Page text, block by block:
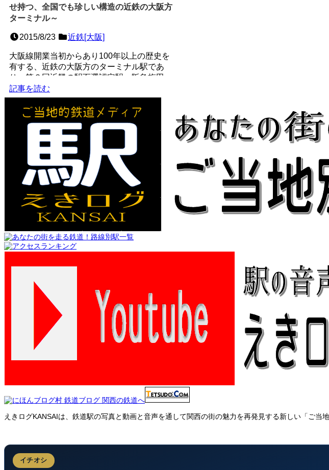
せ持つ、全国でも珍しい構造の近鉄の大阪方
ターミナル～
2015/8/23 近鉄[大阪]
大阪線開業当初からあり100年以上の歴史を
有する、近鉄の大阪方のターミナル駅であ
り、第３回近畿の駅百選認定駅。阪急梅田
駅・南海なんば駅に次ぐ...
記事を読む
えきログKANSAIは、鉄道駅の写真と動画と音声を通して関西の街の魅力を再発見する新しい「ご当
イチオシ